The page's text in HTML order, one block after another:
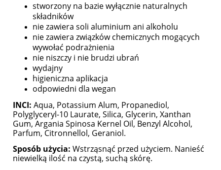
stworzony na bazie wyłącznie naturalnych
składników
nie zawiera soli aluminium ani alkoholu
nie zawiera związków chemicznych mogących
wywołać podrażnienia
nie niszczy i nie brudzi ubrań
wydajny
higieniczna aplikacja
odpowiedni dla wegan
INCI: Aqua, Potassium Alum, Propanediol,
Polyglyceryl-10 Laurate, Silica, Glycerin, Xanthan
Gum, Argania Spinosa Kernel Oil, Benzyl Alcohol,
Parfum, Citronnellol, Geraniol.
Sposób użycia: Wstrząsnąć przed użyciem. Nanieść
niewielką ilość na czystą, suchą skórę.